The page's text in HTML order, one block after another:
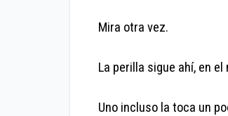
Mira otra vez.
La perilla sigue ahí, en el
Uno incluso la toca un